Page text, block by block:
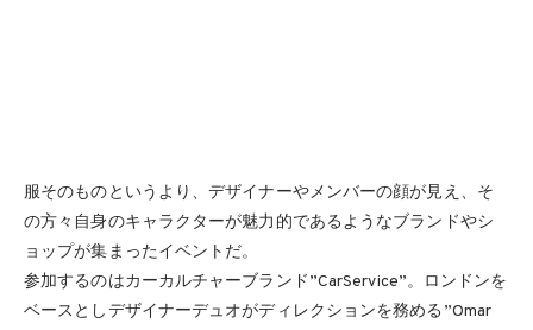
服そのものというより、デザイナーやメンバーの顔が見え、そ
の方々自身のキャラクターが魅力的であるようなブランドやシ
ョップが集まったイベントだ。
参加するのはカーカルチャーブランド”CarService”。ロンドンを
ベースとしデザイナーデュオがディレクションを務める”Omar